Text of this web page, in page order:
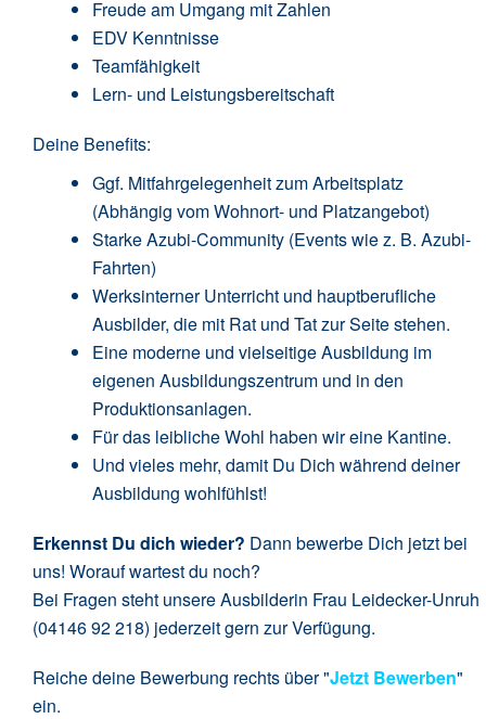
Freude am Umgang mit Zahlen
EDV Kenntnisse
Teamfähigkeit
Lern- und Leistungsbereitschaft
Deine Benefits:
Ggf. Mitfahrgelegenheit zum Arbeitsplatz
(Abhängig vom Wohnort- und Platzangebot)
Starke Azubi-Community (Events wie z. B. Azubi-
Fahrten)
Werksinterner Unterricht und hauptberufliche
Ausbilder, die mit Rat und Tat zur Seite stehen.
Eine moderne und vielseitige Ausbildung im
eigenen Ausbildungszentrum und in den
Produktionsanlagen.
Für das leibliche Wohl haben wir eine Kantine.
Und vieles mehr, damit Du Dich während deiner
Ausbildung wohlfühlst!
Erkennst Du dich wieder? Dann bewerbe Dich jetzt bei
uns! Worauf wartest du noch?
Bei Fragen steht unsere Ausbilderin Frau Leidecker-Unruh
(04146 92 218) jederzeit gern zur Verfügung.
Reiche deine Bewerbung rechts über "Jetzt Bewerben"
ein.